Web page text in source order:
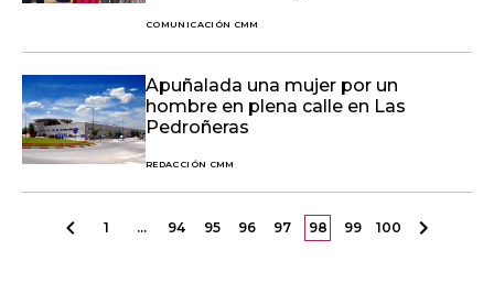
COMUNICACIÓN CMM
Apuñalada una mujer por un
hombre en plena calle en Las
Pedroñeras
REDACCIÓN CMM
1 … 94 95 96 97 98 99 100